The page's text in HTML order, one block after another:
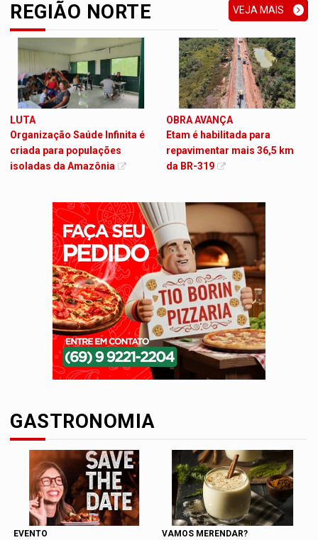
REGIÃO NORTE VEJA MAIS
LUTA
Organização Saúde Infinita é
criada para populações
isoladas da Amazônia
OBRA AVANÇA
Etam é habilitada para
repavimentar mais 36,5 km
da BR-319
GASTRONOMIA
EVENTO VAMOS MERENDAR?